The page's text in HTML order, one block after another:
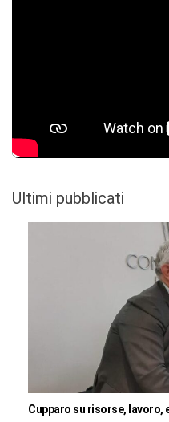
Ultimi pubblicati
Cupparo su risorse, lavoro,